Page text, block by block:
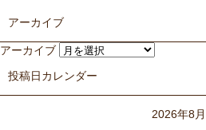
アーカイブ
アーカイブ
投稿日カレンダー
2026年8月